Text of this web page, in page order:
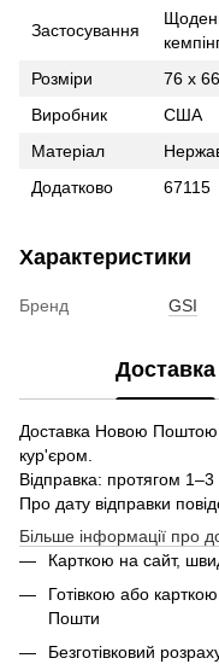
Застосування
Розміри
76 х
Виробник
США
Матеріал
Додатково
67115
Характеристики
Бренд GSI
Доставка
Доставка Новою
кур'єром.
Відправка: протягом 1–3
Про дату відправки
Більше інформації про
Карткою на сайт,
Готівкою або
Пошти
Безготівковий